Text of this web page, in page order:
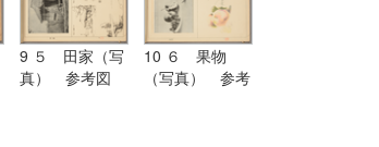
9 ５ 田家（写
真） 参考図
10 ６ 果物
（写真） 参考